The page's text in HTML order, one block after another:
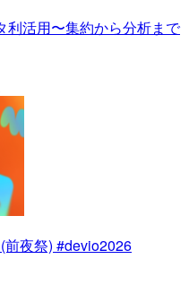
利活用〜集約から分析まで
夜祭) #devio2026